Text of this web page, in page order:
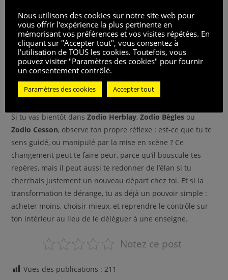
La surprise, c’est que ce changement peut te faire du bien
si tu te sens bloqué : plus d’inspiration, plus de cohérence,
plus de solutions prêtes. Mais il peut aussi t’agacer si tu
aimais l’esprit Zodio pur, plus spontané, plus centré sur la
création et les petites trouvailles. La vraie question reste
directe : tu veux un magasin qui t’aide à imaginer, ou un
magasin qui te pousse à acheter une pièce entière ?
Si tu vas bientôt dansZodio Herblay,Zodio Bègles ou
Zodio Cesson, observe ton propre réflexe : est-ce que tu te
sens guidé, ou manipulé par la mise en scène ? Ce
changement peut te faire peur, parce qu’il bouscule tes
repères, mais il peut aussi te redonner de l’élan si tu
cherchais justement un nouveau départ chez toi. Et si la
transformation te dérange, tu as déjà un pouvoir simple :
acheter moins, choisir mieux, et reprendre le contrôle sur
ton intérieur au lieu de le déléguer à une enseigne.
Notez ce post
Vues des publications : 211
Nous utilisons des cookies sur notre site web pour
vous offrir l'expérience la plus pertinente en
mémorisant vos préférences et vos visites répétées. En
cliquant sur "Accepter tout", vous consentez à
l'utilisation de TOUS les cookies. Toutefois, vous
pouvez visiter "Paramètres des cookies" pour fournir
un consentement contrôlé.
Paramètres des cookies Accepter tout